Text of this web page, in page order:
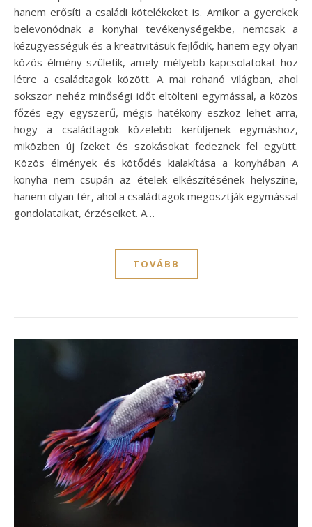
hanem erősíti a családi kötelékeket is. Amikor a gyerekek
belevonódnak a konyhai tevékenységekbe, nemcsak a
kézügyességük és a kreativitásuk fejlődik, hanem egy olyan
közös élmény születik, amely mélyebb kapcsolatokat hoz
létre a családtagok között. A mai rohanó világban, ahol
sokszor nehéz minőségi időt eltölteni egymással, a közös
főzés egy egyszerű, mégis hatékony eszköz lehet arra,
hogy a családtagok közelebb kerüljenek egymáshoz,
miközben új ízeket és szokásokat fedeznek fel együtt.
Közös élmények és kötődés kialakítása a konyhában A
konyha nem csupán az ételek elkészítésének helyszíne,
hanem olyan tér, ahol a családtagok megosztják egymással
gondolataikat, érzéseiket. A…
TOVÁBB